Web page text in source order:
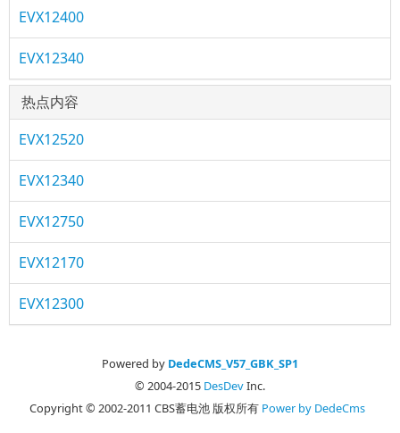
EVX12400
EVX12340
热点内容
EVX12520
EVX12340
EVX12750
EVX12170
EVX12300
Powered by DedeCMS_V57_GBK_SP1
© 2004-2015 DesDevInc.
Copyright © 2002-2011 CBS蓄电池 版权所有 Power by DedeCms